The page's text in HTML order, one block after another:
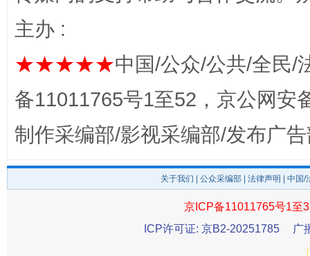
东山县通报“牛蛙产品抗生素超标问题” 法
主办 :
★★★★★中国/公众/公共/全民/
备11011765号1至52，京公网安
制作采编部/影视采编部/发布广
关于我们 公众采编部 法律声明 | 中国
京ICP备11011765号1至
ICP许可证: 京B2-20251785
广